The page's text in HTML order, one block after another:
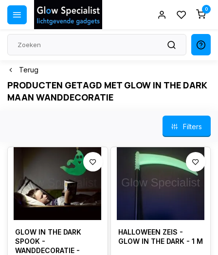
0
Terug
PRODUCTEN GETAGD MET GLOW IN THE DARK
MAAN WANDDECORATIE
Filters
GLOW IN THE DARK
SPOOK -
WANDDECORATIE -
HALLOWEEN ZEIS -
GLOW IN THE DARK - 1 M